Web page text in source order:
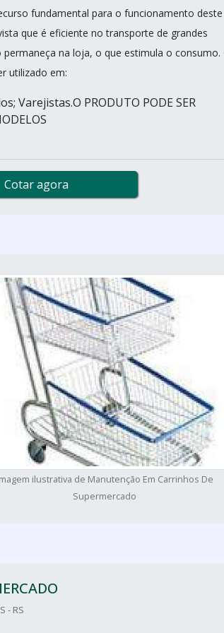
fundamental para o funcionamento deste
que é eficiente no transporte de grandes
na loja, o que estimula o consumo.
utilizado em:
Varejistas.O PRODUTO PODE SER
Cotar agora
ilustrativa de Manutenção Em Carrinhos De
Supermercado
- RS